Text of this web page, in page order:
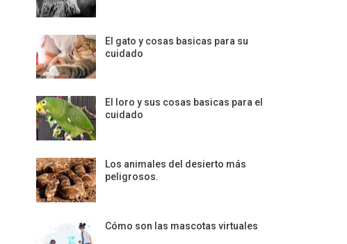
El gato y cosas basicas para su
cuidado
El loro y sus cosas basicas para el
cuidado
Los animales del desierto más
peligrosos.
Cómo son las mascotas virtuales